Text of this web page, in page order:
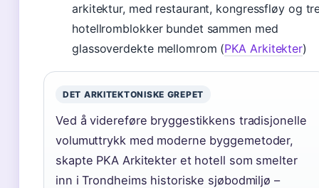
arkitektur, med restaurant, kongressfløy og
hotellromblokker bundet sammen med
glassoverdekte mellomrom (PKA Arkitekter)
DET ARKITEKTONISKE GREPET
Ved å videreføre bryggestikkens tradisjonelle
volumuttrykk med moderne byggemetoder,
skapte PKA Arkitekter et hotell som smelter
inn i Trondheims historiske sjøbodmiljø –